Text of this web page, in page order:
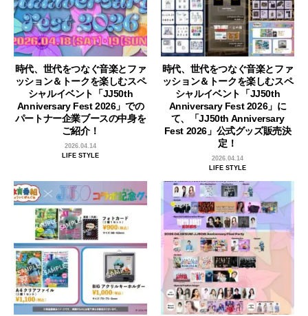
時代、世代をつなぐ音楽とファ
ッション＆トークを楽しむスペ
シャルイベント「JJ50th
Anniversary Fest 2026」での
パートナー企業ブースの中身を
ご紹介！
2026.04.14
LIFE STYLE
時代、世代をつなぐ音楽とファ
ッション＆トークを楽しむスペ
シャルイベント「JJ50th
Anniversary Fest 2026」に
て、「JJ50th Anniversary
Fest 2026」公式グッズ販売決
定！
2026.04.14
LIFE STYLE